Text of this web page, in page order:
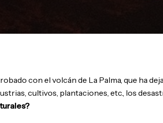
con el volcán de La Palma, que ha
cultivos, plantaciones, etc., los